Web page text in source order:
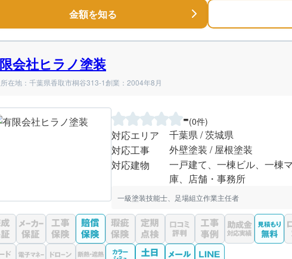
金額を知る
会社ヒラノ塗装
在地：千葉県香取市桐谷313-1創業：2004年8月
-(0件)
対応エリア
千葉県 / 茨城県
対応工事
外壁塗装 / 屋根塗装
対応建物
一戸建て、一棟ビル、一棟
庫、店舗・事務所
一級塗装技能士、足場組立作業主任者